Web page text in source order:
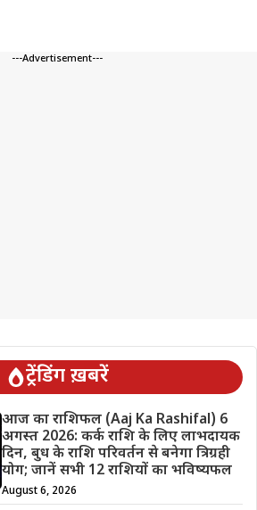
---Advertisement---
ट्रेंडिंग ख़बरें
आज का राशिफल (Aaj Ka Rashifal) 6
अगस्त 2026: कर्क राशि के लिए लाभदायक
दिन, बुध के राशि परिवर्तन से बनेगा त्रिग्रही
योग; जानें सभी 12 राशियों का भविष्यफल
August 6, 2026